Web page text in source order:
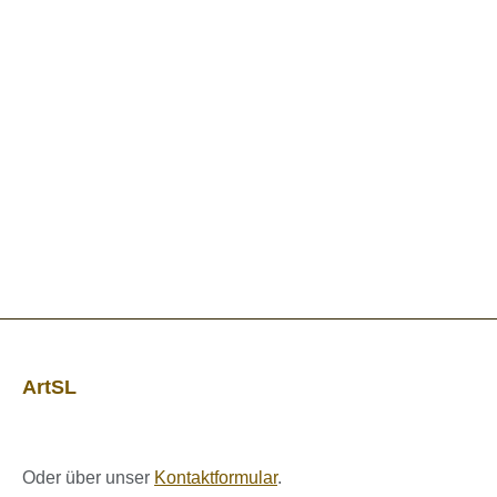
ArtSL
Oder über unser Kontaktformular.